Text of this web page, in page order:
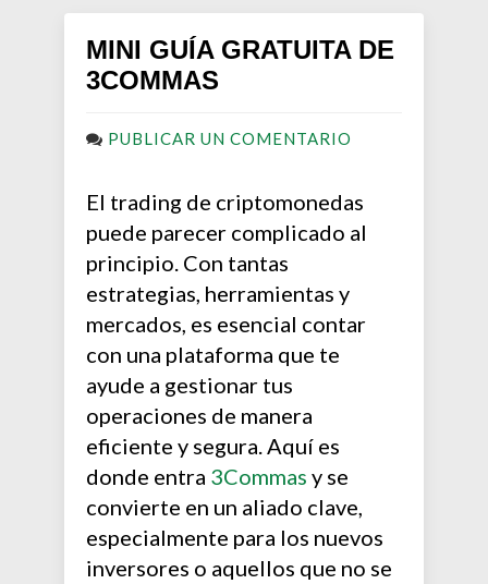
MINI GUÍA GRATUITA DE
3COMMAS
PUBLICAR UN COMENTARIO
El trading de criptomonedas
puede parecer complicado al
principio. Con tantas
estrategias, herramientas y
mercados, es esencial contar
con una plataforma que te
ayude a gestionar tus
operaciones de manera
eficiente y segura. Aquí es
donde entra 3Commas y se
convierte en un aliado clave,
especialmente para los nuevos
inversores o aquellos que no se